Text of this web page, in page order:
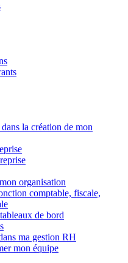
la création de mon
organisation
comptable, fiscale,
de bord
ma gestion RH
mon équipe